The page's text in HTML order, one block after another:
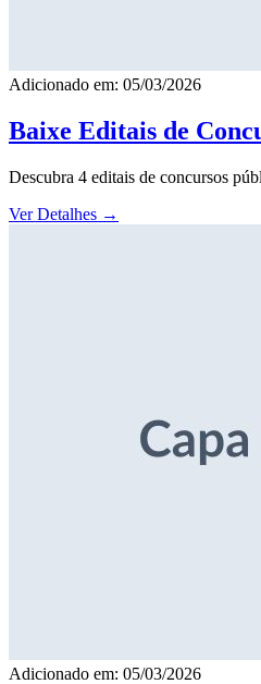
Adicionado em: 05/03/2026
Baixe Editais de
Descubra 4 editais de concursos
Ver Detalhes →
Adicionado em: 05/03/2026